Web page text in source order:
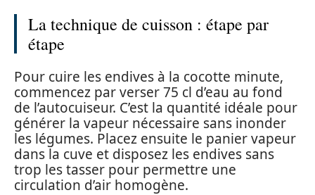
La technique de cuisson : étape par
étape
Pour cuire les endives à la cocotte minute,
commencez par verser 75 cl d’eau au fond
de l’autocuiseur. C’est la quantité idéale pour
générer la vapeur nécessaire sans inonder
les légumes. Placez ensuite le panier vapeur
dans la cuve et disposez les endives sans
trop les tasser pour permettre une
circulation d’air homogène.